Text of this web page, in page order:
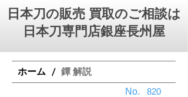
日本刀の販売 買取のご相談は
日本刀専門店銀座⻑州屋
ホーム / 鐔 解説
No. 820